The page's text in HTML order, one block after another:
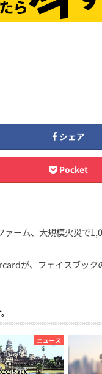
シェア
Pocket
ァーム、大規模火災で
が、フェイスブック
ニュース